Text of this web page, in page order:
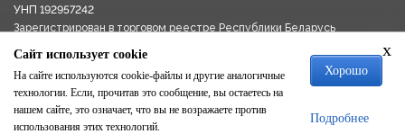
УНП 192957242
Зарегистрирован в торговом реестре Республики Беларусь
Свидетельство о регистрации № 192957242выдано 18.08.2017
Мингориспоплком
Политика обработки персональных данных
Положение о системе видеонаблюдения
Политика в отношении обработки файлов cookie
x
Сайт использует cookie
На сайте используются cookie-файлы и другие аналогичные
технологии. Если, прочитав это сообщение, вы остаетесь на
нашем сайте, это означает, что вы не возражаете против
использования этих технологий.
Хорошо
Подробнее